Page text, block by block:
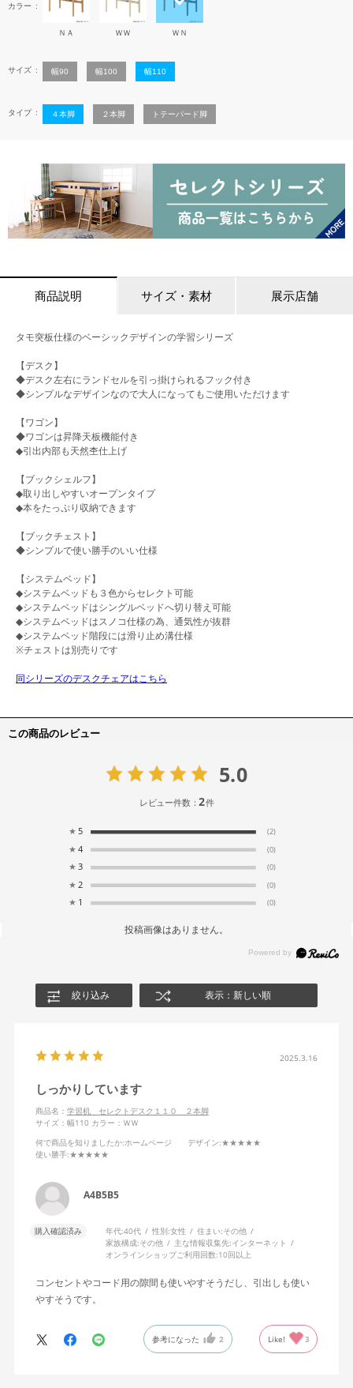
カラー
ＮＡ ＷＷ ＷＮ
サイズ 幅90 幅100 幅110
タイプ ４本脚 ２本脚 トテーパード脚
商品説明 サイズ・素材 展示店舗
タモ突板仕様のベーシックデザインの学習シリーズ
【デスク】
◆デスク左右にランドセルを引っ掛けられるフック付き
◆シンプルなデザインなので大人になってもご使用いただけます
【ワゴン】
◆ワゴンは昇降天板機能付き
◆引出内部も天然杢仕上げ
【ブックシェルフ】
◆取り出しやすいオープンタイプ
◆本をたっぷり収納できます
【ブックチェスト】
◆シンプルで使い勝手のいい仕様
【システムベッド】
◆システムベッドも３色からセレクト可能
◆システムベッドはシングルベッドへ切り替え可能
◆システムベッドはスノコ仕様の為、通気性が抜群
◆システムベッド階段には滑り止め溝仕様
※チェストは別売りです
同シリーズのデスクチェアはこちら
この商品のレビュー
5.0
レビュー件数：2件
★ 5 (2)
★ 4 (0)
★ 3 (0)
★ 2 (0)
★ 1 (0)
投稿画像はありません。
絞り込み 表示：新しい順
2025.3.16
しっかりしています
商品名： 学習机 セレクトデスク１１０ ２本脚
サイズ：幅110 カラー：ＷＷ
何で商品を知りましたか:ホームページ デザイン:★★★★★
使い勝手:★★★★★
A4B5B5
購入確認済み 年代:40代 性別:女性 住まい:その他
家族構成:その他 主な情報収集先:インターネット
オンラインショップご利用回数:10回以上
コンセントやコード用の隙間も使いやすそうだし、引出しも使い
やすそうです。
参考になった 2 Like! 3